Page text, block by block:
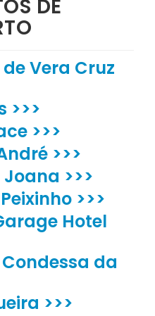
DE
Vera Cruz
>>>
>>>
>>>
>>>
>>>
Hotel
da
>>>